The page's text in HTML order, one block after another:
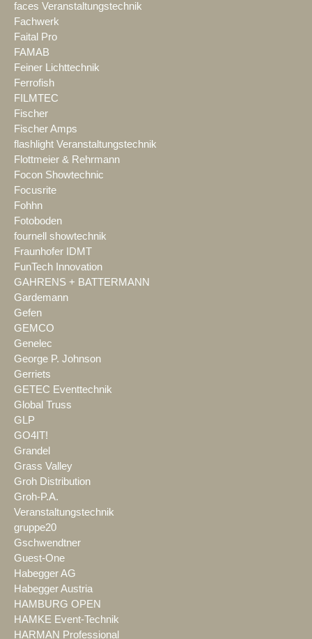
faces Veranstaltungstechnik
Fachwerk
Faital Pro
FAMAB
Feiner Lichttechnik
Ferrofish
FILMTEC
Fischer
Fischer Amps
flashlight Veranstaltungstechnik
Flottmeier & Rehrmann
Focon Showtechnic
Focusrite
Fohhn
Fotoboden
fournell showtechnik
Fraunhofer IDMT
FunTech Innovation
GAHRENS + BATTERMANN
Gardemann
Gefen
GEMCO
Genelec
George P. Johnson
Gerriets
GETEC Eventtechnik
Global Truss
GLP
GO4IT!
Grandel
Grass Valley
Groh Distribution
Groh-P.A.
Veranstaltungstechnik
gruppe20
Gschwendtner
Guest-One
Habegger AG
Habegger Austria
HAMBURG OPEN
HAMKE Event-Technik
HARMAN Professional